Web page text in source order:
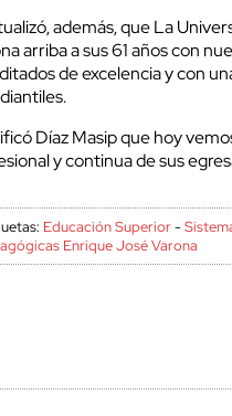
además, que La
arriba a sus 61 años con
de excelencia y con
Díaz Masip que hoy
y continua de sus
Educación Superior-
Enrique José Varona